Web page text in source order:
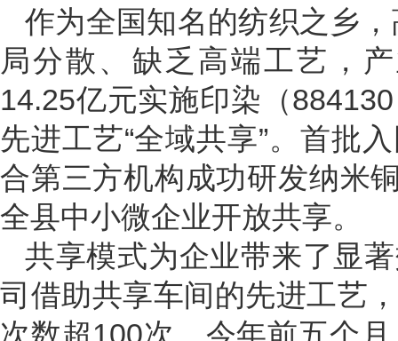
作为全国知名的纺织之乡
局分散、缺乏高端工艺，
14.25亿元实施印染（
先进工艺“全域共享”。首批
合第三方机构成功研发纳米
全县中小微企业开放共享。
共享模式为企业带来了显
司借助共享车间的先进工艺
次数超100次。今年前五个